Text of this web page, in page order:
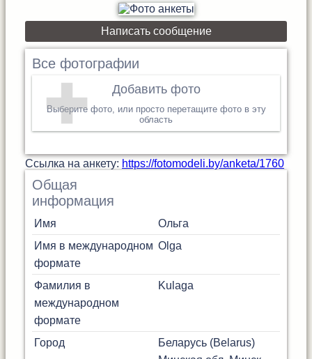
Написать сообщение
Все фотографии
Добавить фото
Выберите фото, или просто перетащите фото в эту
область
Cсылка на анкету: https://fotomodeli.by/anketa/1760
Общая
информация
Имя
Ольга
Имя в международном
формате
Olga
Фамилия в
международном
формате
Kulaga
Город
Беларусь (Belarus)